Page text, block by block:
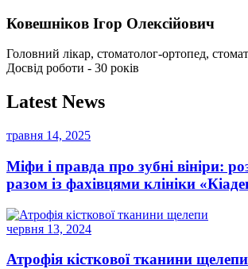
Ковешніков Ігор Олексійович
Головний лікар, стоматолог-ортопед,
Досвід роботи - 30 років
Latest News
травня 14, 2025
Міфи і правда про зубні вініри:
разом із фахівцями клініки
червня 13, 2024
Атрофія кісткової тканини щелепи